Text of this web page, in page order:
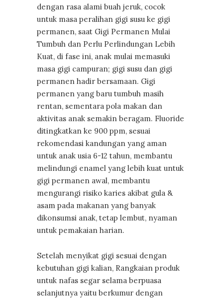
dengan rasa alami buah jeruk, cocok
untuk masa peralihan gigi susu ke gigi
permanen, saat Gigi Permanen Mulai
Tumbuh dan Perlu Perlindungan Lebih
Kuat, di fase ini, anak mulai memasuki
masa gigi campuran; gigi susu dan gigi
permanen hadir bersamaan. Gigi
permanen yang baru tumbuh masih
rentan, sementara pola makan dan
aktivitas anak semakin beragam. Fluoride
ditingkatkan ke 900 ppm, sesuai
rekomendasi kandungan yang aman
untuk anak usia 6-12 tahun, membantu
melindungi enamel yang lebih kuat untuk
gigi permanen awal, membantu
mengurangi risiko karies akibat gula &
asam pada makanan yang banyak
dikonsumsi anak, tetap lembut, nyaman
untuk pemakaian harian.
Setelah menyikat gigi sesuai dengan
kebutuhan gigi kalian, Rangkaian produk
untuk nafas segar selama berpuasa
selanjutnya yaitu berkumur dengan